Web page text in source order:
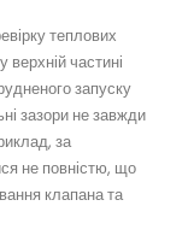
теплових
частині
запуску
зазори не завжди
за
не повністю, що
клапана та